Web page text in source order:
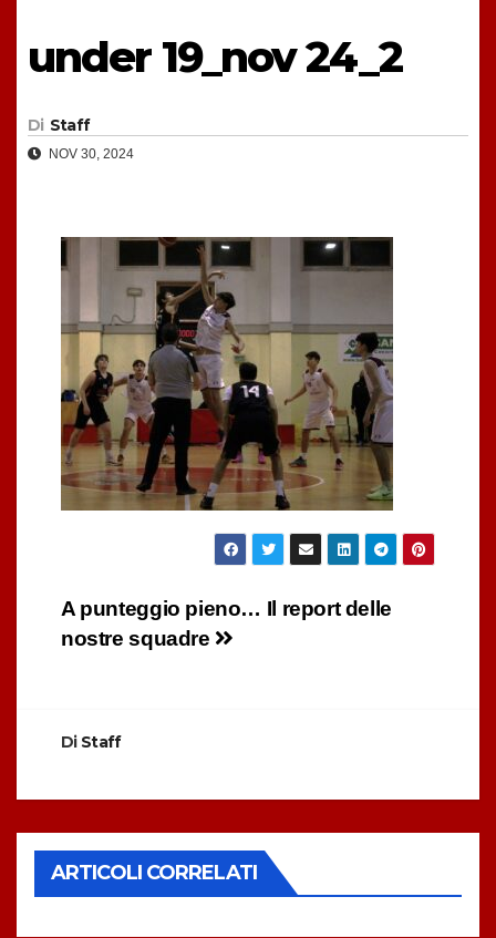
under 19_nov 24_2
Di Staff
NOV 30, 2024
Navigazione
articoli
A punteggio pieno… Il report delle
nostre squadre
Di Staff
ARTICOLI CORRELATI